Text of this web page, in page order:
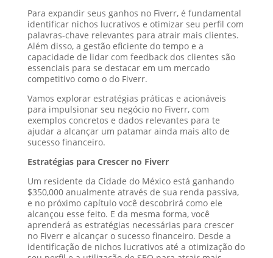
Para expandir seus ganhos no Fiverr, é fundamental
identificar nichos lucrativos e otimizar seu perfil com
palavras-chave relevantes para atrair mais clientes.
Além disso, a gestão eficiente do tempo e a
capacidade de lidar com feedback dos clientes são
essenciais para se destacar em um mercado
competitivo como o do Fiverr.
Vamos explorar estratégias práticas e acionáveis
para impulsionar seu negócio no Fiverr, com
exemplos concretos e dados relevantes para te
ajudar a alcançar um patamar ainda mais alto de
sucesso financeiro.
Estratégias para Crescer no Fiverr
Um residente da Cidade do México está ganhando
$350,000 anualmente através de sua renda passiva,
e no próximo capítulo você descobrirá como ele
alcançou esse feito. E da mesma forma, você
aprenderá as estratégias necessárias para crescer
no Fiverr e alcançar o sucesso financeiro. Desde a
identificação de nichos lucrativos até a otimização do